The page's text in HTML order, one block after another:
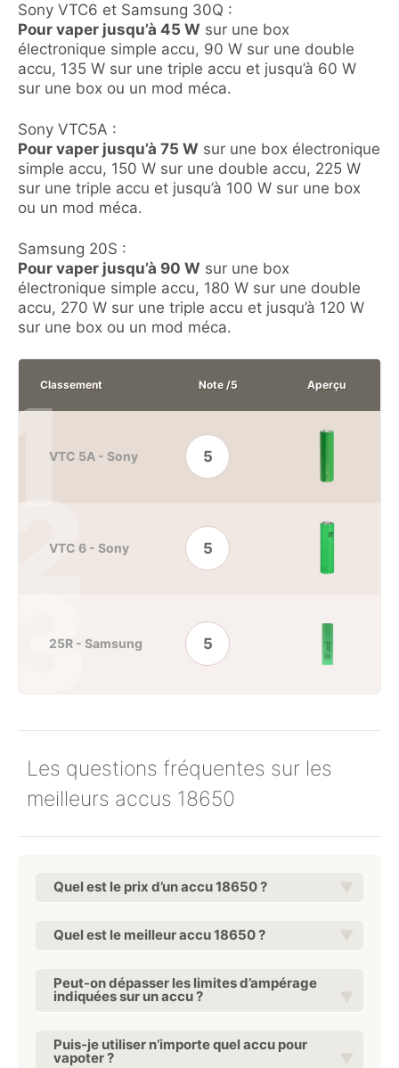
Sony VTC6 et Samsung 30Q :
Pour vaper jusqu’à 45 W sur une box
électronique simple accu, 90 W sur une double
accu, 135 W sur une triple accu et jusqu’à 60 W
sur une box ou un mod méca.
Sony VTC5A :
Pour vaper jusqu’à 75 W sur une box électronique
simple accu, 150 W sur une double accu, 225 W
sur une triple accu et jusqu’à 100 W sur une box
ou un mod méca.
Samsung 20S :
Pour vaper jusqu’à 90 W sur une box
électronique simple accu, 180 W sur une double
accu, 270 W sur une triple accu et jusqu’à 120 W
sur une box ou un mod méca.
Classement Note /5 Aperçu
VTC 5A - Sony 5
VTC 6 - Sony 5
25R - Samsung 5
Les questions fréquentes sur les
meilleurs accus 18650
Quel est le prix d’un accu 18650 ?
Quel est le meilleur accu 18650 ?
Peut-on dépasser les limites d’ampérage
indiquées sur un accu ?
Puis-je utiliser n’importe quel accu pour
vapoter ?